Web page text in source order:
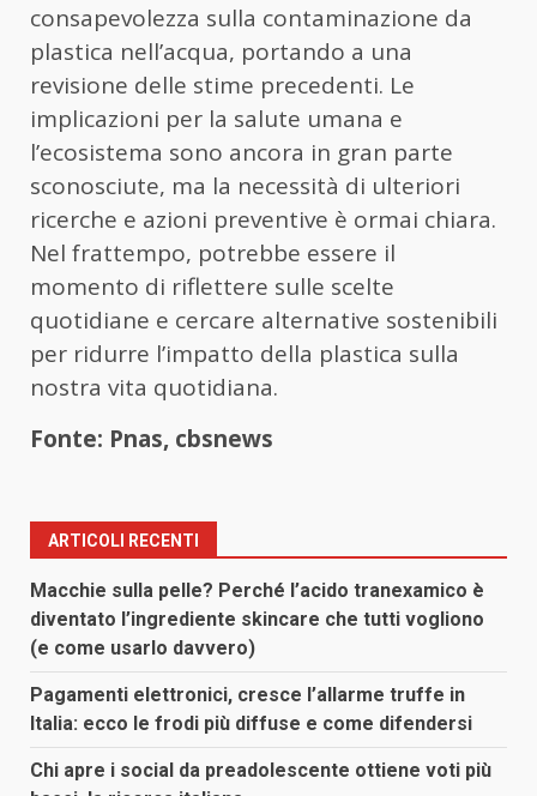
consapevolezza sulla contaminazione da
plastica nell’acqua, portando a una
revisione delle stime precedenti. Le
implicazioni per la salute umana e
l’ecosistema sono ancora in gran parte
sconosciute, ma la necessità di ulteriori
ricerche e azioni preventive è ormai chiara.
Nel frattempo, potrebbe essere il
momento di riflettere sulle scelte
quotidiane e cercare alternative sostenibili
per ridurre l’impatto della plastica sulla
nostra vita quotidiana.
Fonte: Pnas, cbsnews
ARTICOLI RECENTI
Macchie sulla pelle? Perché l’acido tranexamico è
diventato l’ingrediente skincare che tutti vogliono
(e come usarlo davvero)
Pagamenti elettronici, cresce l’allarme truffe in
Italia: ecco le frodi più diffuse e come difendersi
Chi apre i social da preadolescente ottiene voti più